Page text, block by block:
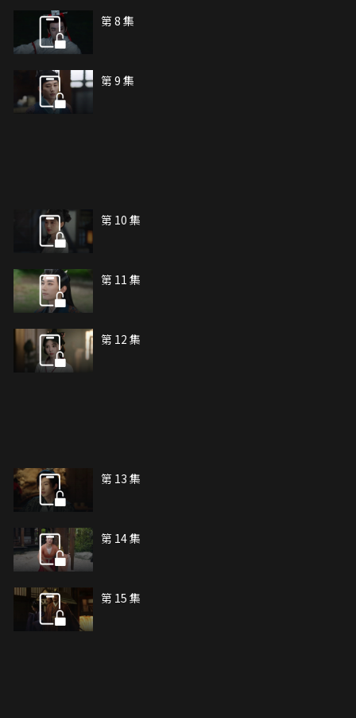
第 8 集
第 9 集
第 10 集
第 11 集
第 12 集
第 13 集
第 14 集
第 15 集